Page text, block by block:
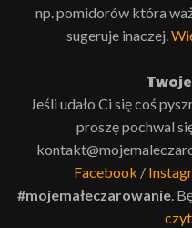
np. pomidorów która
sugeruje inaczej.
Jeśli udało Ci się coś
proszę pochwal
Facebook /
#mojemałeczarowanie.